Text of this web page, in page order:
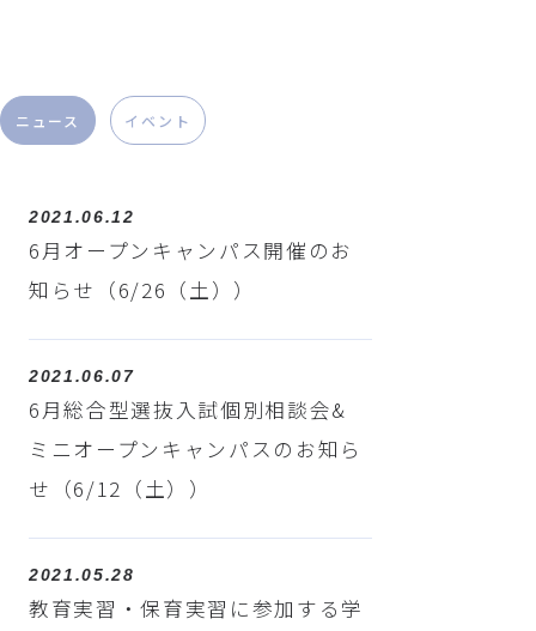
ニュース イベント
2021.06.12
6月オープンキャンパス開催のお
知らせ（6/26（土））
2021.06.07
6月総合型選抜入試個別相談会&
ミニオープンキャンパスのお知ら
せ（6/12（土））
2021.05.28
教育実習・保育実習に参加する学